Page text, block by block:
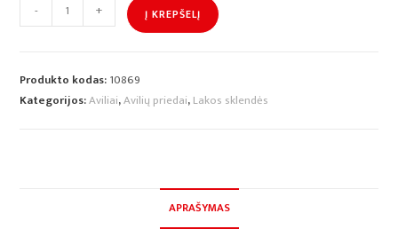
- + Į KREPŠELĮ
Produkto kodas:10869
Kategorijos:Aviliai,Avilių priedai,Lakos sklendės
APRAŠYMAS